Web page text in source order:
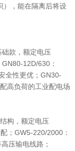
），能在隔离后将设
款，额定电压
12D/630：
全性更优；GN30-
高负荷的工业配电场
构，额定电压
；GW5-220/2000：
压输电线路；